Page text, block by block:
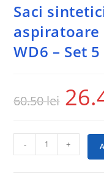
Saci
aspiratoare
WD6 – Set
60.50lei
- +